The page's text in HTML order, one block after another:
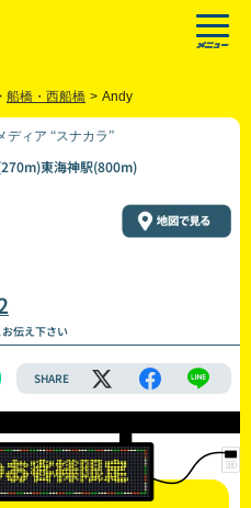
船橋・西船橋 > Andy
ディア “スナカラ”
東海神駅(800m)
伝え下さい
SHARE